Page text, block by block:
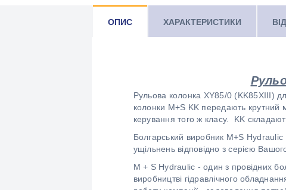
ОПИС ХАРАКТЕРИСТИКИ
Рульова колонка XY85/0 (KK85XIII)
колонки M+S KK передають крутний
керування того ж класу. KK
Болгарський виробник M+S Hydraulic
ущільнень відповідно з серією
M + S Hydraulic - один з провідних
виробництві гідравлічного